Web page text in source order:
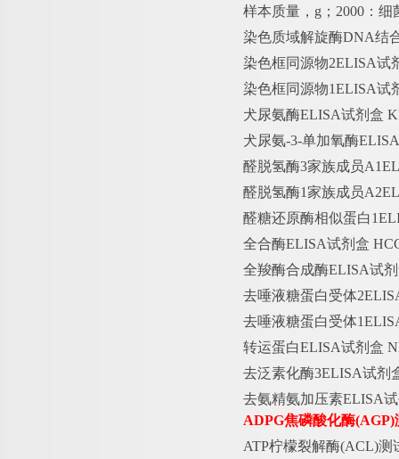
样本质量，g；2000：
染色质域解旋酶DNA结
染色框同源物2ELISA试
染色框同源物1ELISA试
犬尿氨酶ELISA试剂盒
犬尿氨-3-单加氧酶
醛脱氢酶3家族成员
醛脱氢酶1家族成员
醛糖还原酶相似蛋白
全合酶ELISA试剂盒
全羧酶合成酶ELISA试
去唾液糖蛋白受体
去唾液糖蛋白受体
转运蛋白ELISA试剂盒
去泛素化酶3ELISA试剂
去氨精氨加压素ELISA
ADPG焦磷酸化酶(AGP)
ATP柠檬裂解酶(ACL)测